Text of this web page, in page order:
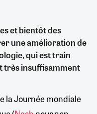
et bientôt des
une amélioration de
qui est train
très insuffisamment
la Journée mondiale